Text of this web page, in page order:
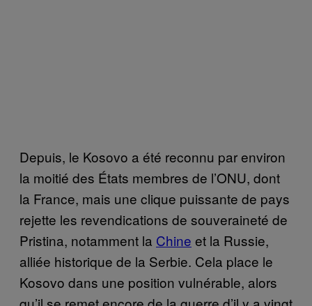
Depuis, le Kosovo a été reconnu par environ
la moitié des États membres de l’ONU, dont
la France, mais une clique puissante de pays
rejette les revendications de souveraineté de
Pristina, notamment la Chine et la Russie,
alliée historique de la Serbie. Cela place le
Kosovo dans une position vulnérable, alors